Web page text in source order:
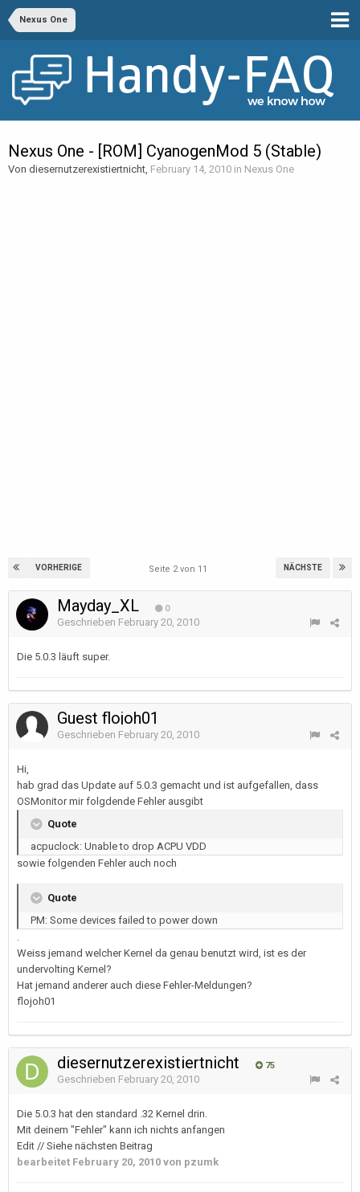
Nexus One
Nexus One - [ROM] CyanogenMod 5 (Stable)
Von diesernutzerexistiertnicht, February 14, 2010 in Nexus One
VORHERIGE NÄCHSTE
Seite 2 von 11
Mayday_XL 0
Geschrieben February 20, 2010
Die 5.0.3 läuft super.
Guest flojoh01
Geschrieben February 20, 2010
Hi,
hab grad das Update auf 5.0.3 gemacht und ist aufgefallen, dass
OSMonitor mir folgdende Fehler ausgibt
Quote
acpuclock: Unable to drop ACPU VDD
sowie folgenden Fehler auch noch
Quote
PM: Some devices failed to power down
.
Weiss jemand welcher Kernel da genau benutzt wird, ist es der
undervolting Kernel?
Hat jemand anderer auch diese Fehler-Meldungen?
flojoh01
diesernutzerexistiertnicht 75
Geschrieben February 20, 2010
Die 5.0.3 hat den standard .32 Kernel drin.
Mit deinem "Fehler" kann ich nichts anfangen
Edit // Siehe nächsten Beitrag
bearbeitet February 20, 2010 von pzumk